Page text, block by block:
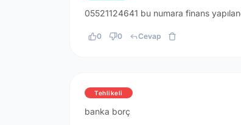
05521124641 bu numara finans
0 0 Cevap
Tehlikeli
banka borç